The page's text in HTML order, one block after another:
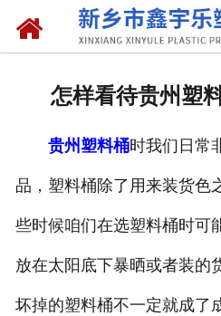
怎样看待贵州塑
贵州塑料桶时我们日常
品，塑料桶除了用来装货色
些时候咱们在选塑料桶时可
放在太阳底下暴晒或者装的
坏掉的塑料桶不一定就成了